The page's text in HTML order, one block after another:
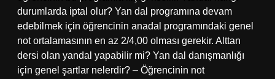
durumlarda iptal olur? Yan dal programına devam
edebilmek için öğrencinin anadal programındaki genel
not ortalamasının en az 2/4,00 olması gerekir. Alttan
dersi olan yandal yapabilir mi? Yan dal danışmanlığı
için genel şartlar nelerdir? – Öğrencinin not